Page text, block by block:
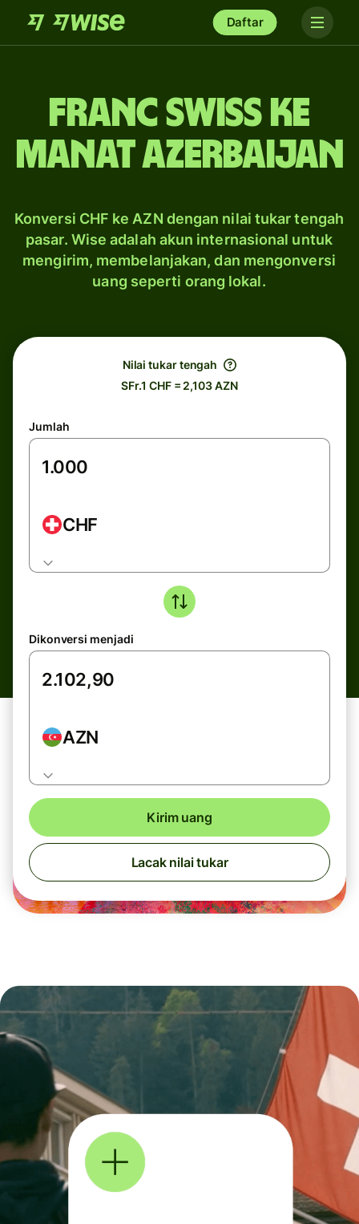
Daftar
franc Swiss ke
manat Azerbaijan
Konversi CHF ke AZN dengan nilai tukar tengah
pasar. Wise adalah akun internasional untuk
mengirim, membelanjakan, dan mengonversi
uang seperti orang lokal.
Nilai tukar tengah
SFr.1 CHF = 2,103 AZN
Jumlah
CHF
Dikonversi menjadi
AZN
Kirim uang
Lacak nilai tukar